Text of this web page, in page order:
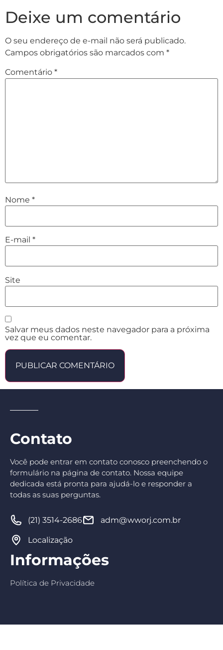
Deixe um comentário
O seu endereço de e-mail não será publicado.
Campos obrigatórios são marcados com *
Comentário *
Nome *
E-mail *
Site
Salvar meus dados neste navegador para a próxima
vez que eu comentar.
Contato
Você pode entrar em contato conosco preenchendo o
formulário na página de contato. Nossa equipe
dedicada está pronta para ajudá-lo e responder a
todas as suas perguntas.
(21) 3514-2686 adm@wworj.com.br
Localização
Informações
Política de Privacidade